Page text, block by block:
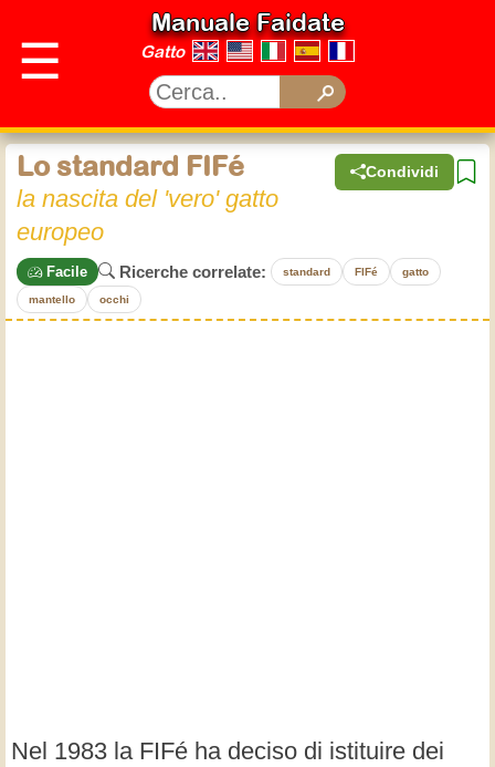
☰
Manuale Faidate
Gatto
Condividi
Lo standard FIFé
la nascita del 'vero' gatto
europeo
Facile Ricerche correlate: standard FIFé gatto
mantello occhi
Nel 1983 la FIFé ha deciso di istituire dei